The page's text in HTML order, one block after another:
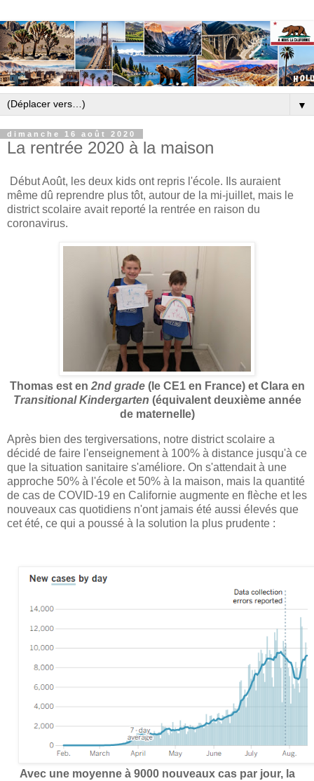
▼
dimanche 16 août 2020
La rentrée 2020 à la maison
Début Août, les deux kids ont repris l'école. Ils auraient
même dû reprendre plus tôt, autour de la mi-juillet, mais le
district scolaire avait reporté la rentrée en raison du
coronavirus.
Thomas est en 2nd grade (le CE1 en France) et Clara en
Transitional Kindergarten (équivalent deuxième année
de maternelle)
Après bien des tergiversations, notre district scolaire a
décidé de faire l'enseignement à 100% à distance jusqu'à ce
que la situation sanitaire s'améliore. On s'attendait à une
approche 50% à l'école et 50% à la maison, mais la quantité
de cas de COVID-19 en Californie augmente en flèche et les
nouveaux cas quotidiens n'ont jamais été aussi élevés que
cet été, ce qui a poussé à la solution la plus prudente :
Avec une moyenne à 9000 nouveaux cas par jour, la